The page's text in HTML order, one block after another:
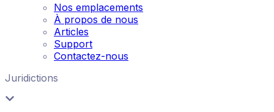
Nos emplacements
À propos de nous
Articles
Support
Contactez-nous
Juridictions